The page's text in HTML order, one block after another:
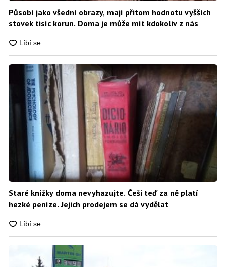
Působí jako všední obrazy, mají přitom hodnotu vyšších
stovek tisíc korun. Doma je může mít kdokoliv z nás
Staré knížky doma nevyhazujte. Češi teď za ně platí
hezké peníze. Jejich prodejem se dá vydělat